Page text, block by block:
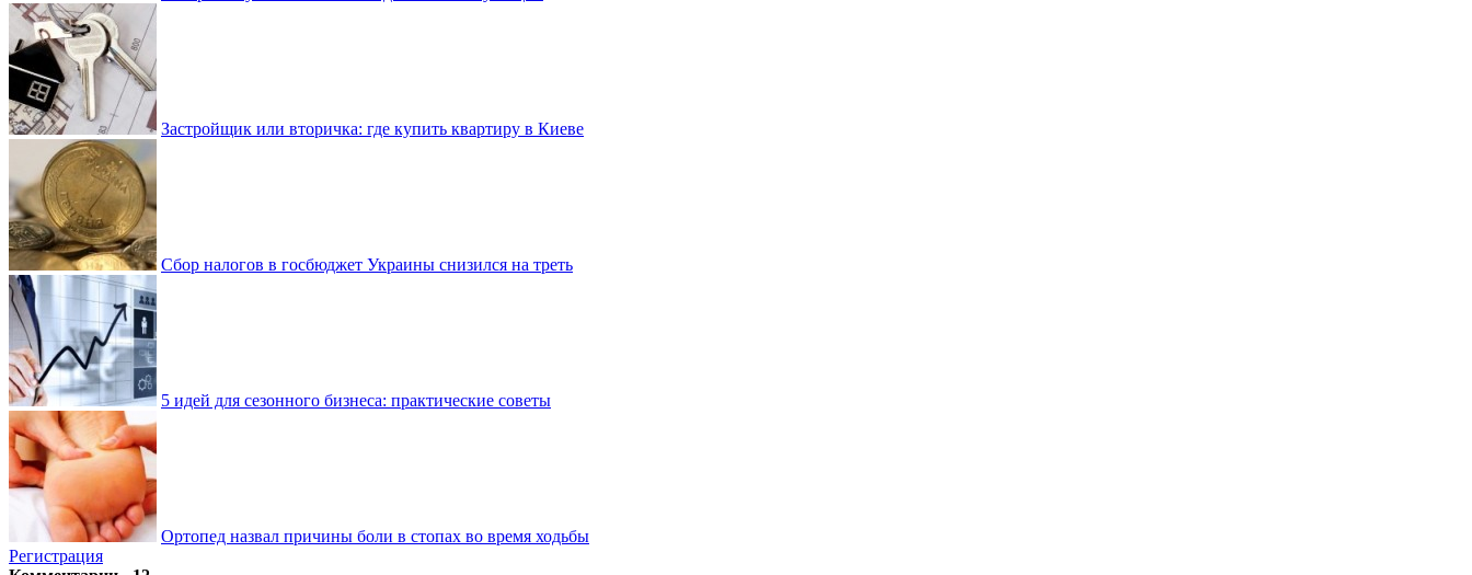
Застройщик или вторичка: где купить квартиру в Киеве
Сбор налогов в госбюджет Украины снизился на треть
5 идей для сезонного бизнеса: практические советы
Ортопед назвал причины боли в стопах во время ходьбы
Регистрация